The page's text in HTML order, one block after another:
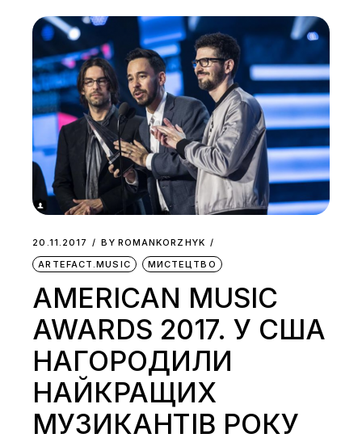
20.11.2017 BY ROMANKORZHYK
ARTEFACT.MUSIC
МИСТЕЦТВО
AMERICAN MUSIC
AWARDS 2017. У США
НАГОРОДИЛИ
НАЙКРАЩИХ
МУЗИКАНТІВ РОКУ